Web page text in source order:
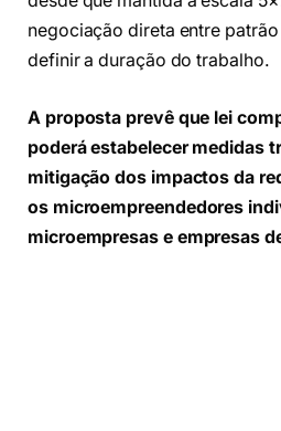
negociação direta entre
definir a duração do trabalho.
A proposta prevê que lei
poderá estabelecer medidas
mitigação dos impactos da
os microempreendedores
microempresas e empresas